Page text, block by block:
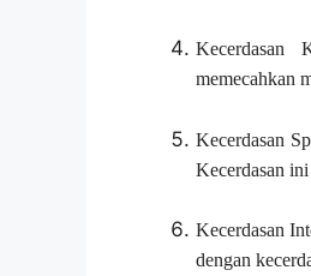
Kecerdasan
memecahkan
Kecerdasan
Kecerdasan
Kecerdasan
dengan